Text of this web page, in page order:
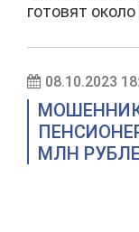
готовят
08.10.2023
МЛН